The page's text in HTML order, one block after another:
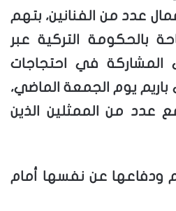
عدد من الفنانين، بتهم
بالحكومة التركية عبر
المشاركة في احتجاجات
يوم الجمعة الماضي،
عدد من الممثلين الذين
ودفاعها عن نفسها أمام